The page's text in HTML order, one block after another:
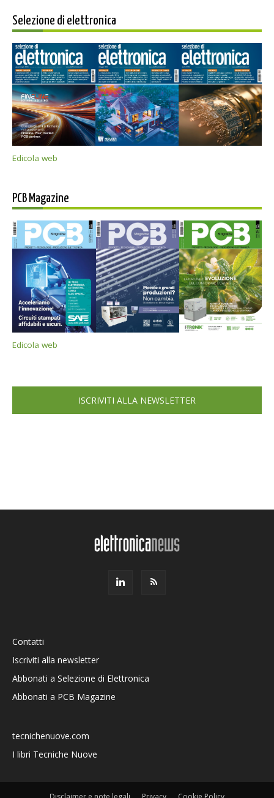
Selezione di elettronica
Edicola web
PCB Magazine
Edicola web
ISCRIVITI ALLA NEWSLETTER
Contatti
Iscriviti alla newsletter
Abbonati a Selezione di Elettronica
Abbonati a PCB Magazine
tecnichenuove.com
I libri Tecniche Nuove